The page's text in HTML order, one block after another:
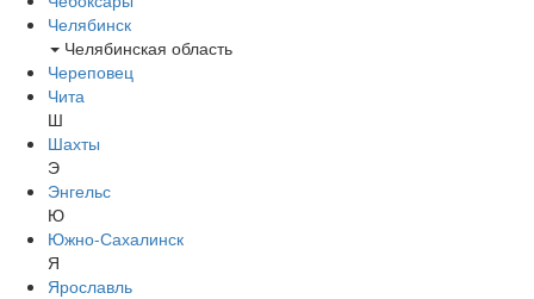
Челябинск
Челябинская область
Череповец
Чита
Ш
Шахты
Э
Энгельс
Ю
Южно-Сахалинск
Я
Ярославль